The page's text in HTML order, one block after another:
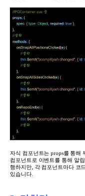
자식 컴포넌트는 props를 통해
컴포넌트로 이벤트를 통해 알
행하지만, 각 컴포넌트마다 코
있습니다.